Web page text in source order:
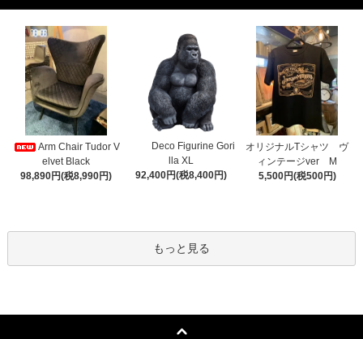
Arm Chair Tudor V
elvet Black
98,890円(税8,990円)
Deco Figurine Gori
lla XL
92,400円(税8,400円)
オリジナルTシャツ ヴ
ィンテージver M
5,500円(税500円)
もっと見る